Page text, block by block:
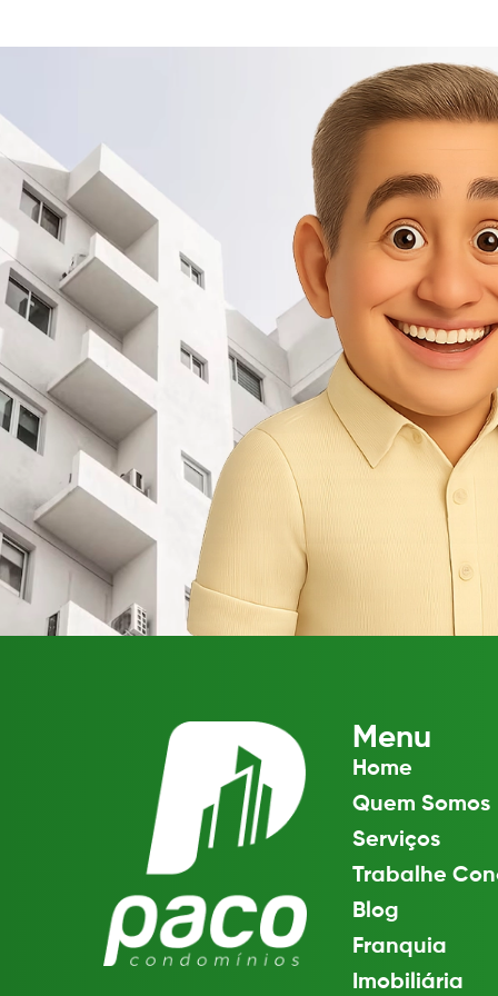
Menu
Home
Quem Somos
Serviços
Trabalhe
Blog
Franquia
Imobiliária